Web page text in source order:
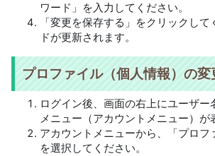
ワード」を入力してください。
「変更を保存する」をクリックし
ドが更新されます。
プロファイル（個人情報）の変
ログイン後、画面の右上にユーザー
メニュー（アカウントメニュー）が
アカウントメニューから、「プロフ
を選択してください。